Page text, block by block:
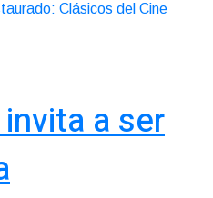
Clásicos del Cine
a ser